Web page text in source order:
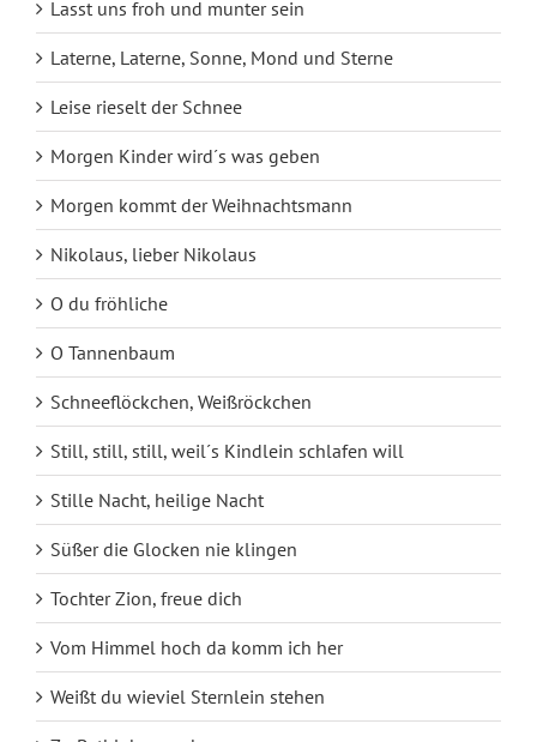
Lasst uns froh und munter sein
Laterne, Laterne, Sonne, Mond und Sterne
Leise rieselt der Schnee
Morgen Kinder wird´s was geben
Morgen kommt der Weihnachtsmann
Nikolaus, lieber Nikolaus
O du fröhliche
O Tannenbaum
Schneeflöckchen, Weißröckchen
Still, still, still, weil´s Kindlein schlafen will
Stille Nacht, heilige Nacht
Süßer die Glocken nie klingen
Tochter Zion, freue dich
Vom Himmel hoch da komm ich her
Weißt du wieviel Sternlein stehen